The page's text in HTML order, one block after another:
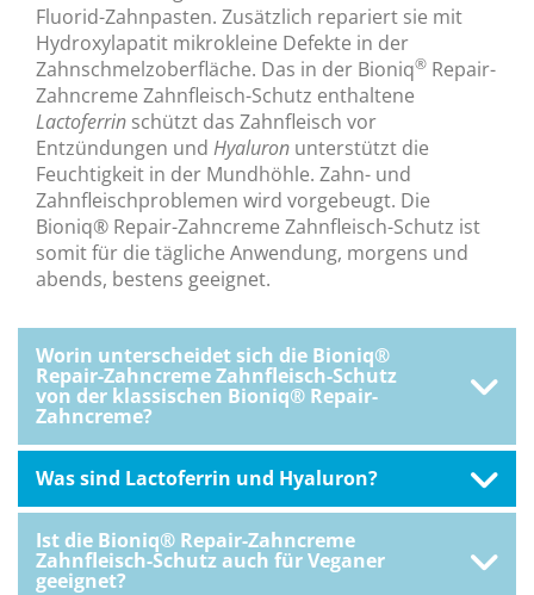
Fluorid-Zahnpasten. Zusätzlich repariert sie mit
Hydroxylapatit mikrokleine Defekte in der
Zahnschmelzoberfläche. Das in der Bioniq® Repair-
Zahncreme Zahnfleisch-Schutz enthaltene
Lactoferrin schützt das Zahnfleisch vor
Entzündungen und Hyaluron unterstützt die
Feuchtigkeit in der Mundhöhle. Zahn- und
Zahnfleischproblemen wird vorgebeugt. Die
Bioniq® Repair-Zahncreme Zahnfleisch-Schutz ist
somit für die tägliche Anwendung, morgens und
abends, bestens geeignet.
Worin unterscheidet sich die Bioniq®
Repair-Zahncreme Zahnfleisch-Schutz
von der klassischen Bioniq® Repair-
Zahncreme?
Was sind Lactoferrin und Hyaluron?
Ist die Bioniq® Repair-Zahncreme
Zahnfleisch-Schutz auch für Veganer
geeignet?